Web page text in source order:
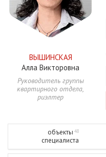
ВЫШИНСКАЯ
Алла Викторовна
Руководитель группы
квартирного отдела,
риэлтер
объекты 48
специалиста